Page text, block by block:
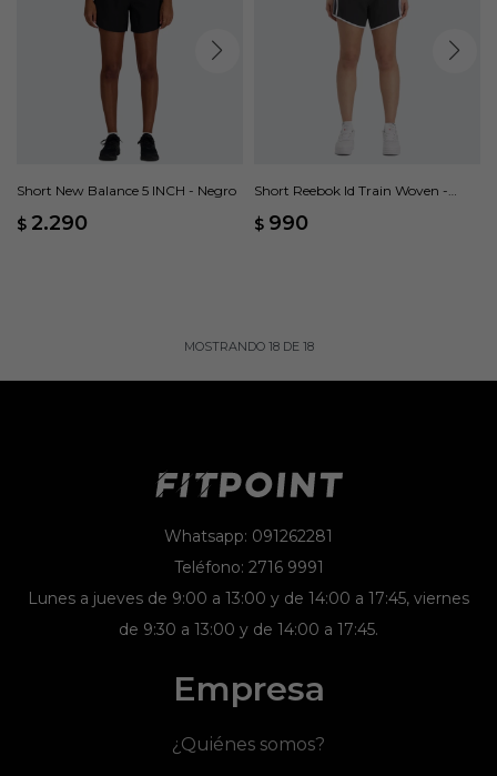
Short New Balance 5 INCH - Negro
$ 2.290
Short Reebok Id Train Woven -
$ 990
MOSTRANDO 18DE 18
Whatsapp: 091262281
Teléfono: 2716 9991
Lunes a jueves de 9:00 a 13:00 y de 14:00 a 17:45, viernes
de 9:30 a 13:00 y de 14:00 a 17:45.
Empresa
¿Quiénes somos?